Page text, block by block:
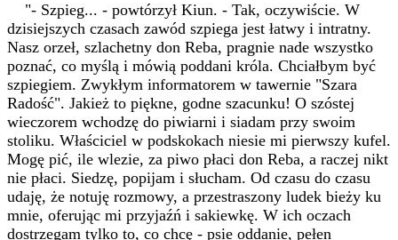
"- Szpieg... - powtórzył Kiun. - Tak, oczywiście. W
dzisiejszych czasach zawód szpiega jest łatwy i intratny.
Nasz orzeł, szlachetny don Reba, pragnie nade wszystko
poznać, co myślą i mówią poddani króla. Chciałbym być
szpiegiem. Zwykłym informatorem w tawernie "Szara
Radość". Jakież to piękne, godne szacunku! O szóstej
wieczorem wchodzę do piwiarni i siadam przy swoim
stoliku. Właściciel w podskokach niesie mi pierwszy kufel.
Mogę pić, ile wlezie, za piwo płaci don Reba, a raczej nikt
nie płaci. Siedzę, popijam i słucham. Od czasu do czasu
udaję, że notuję rozmowy, a przestraszony ludek bieży ku
mnie, oferując mi przyjaźń i sakiewkę. W ich oczach
dostrzegam tylko to, co chcę - psie oddanie, pełen